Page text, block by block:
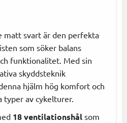
matt svart är den perfekta
som söker balans
funktionalitet. Med sin
skyddsteknik
hjälm hög komfort och
av cykelturer.
18 ventilationshål som